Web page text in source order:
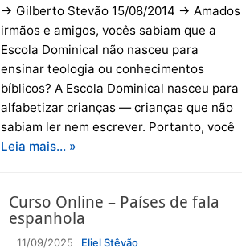
→ Gilberto Stevão 15/08/2014 → Amados
irmãos e amigos, vocês sabiam que a
Escola Dominical não nasceu para
ensinar teologia ou conhecimentos
bíblicos? A Escola Dominical nasceu para
alfabetizar crianças — crianças que não
sabiam ler nem escrever. Portanto, você
Leia mais… »
Curso Online – Países de fala
espanhola
11/09/2025 Eliel Stêvão